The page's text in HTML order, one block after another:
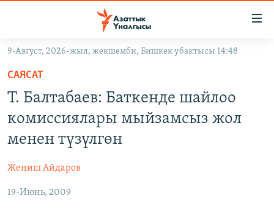
Навигацияга
өтүңүз
Издөөгө
салыңыз
КЫРГЫЗСТАН
МАДАНИЯТ
ТВ ПРОГРАММАЛАР
БҮГҮН АЗАТТЫКТА
ПОДКАСТ
9-Август, 2026-жыл, жекшемби, Бишкек убактысы 14:48
САЯСАТ
Т. Балтабаев: Баткенде шайлоо
комиссиялары мыйзамсыз жол
менен түзүлгөн
Жеңиш Айдаров
19-Июнь, 2009